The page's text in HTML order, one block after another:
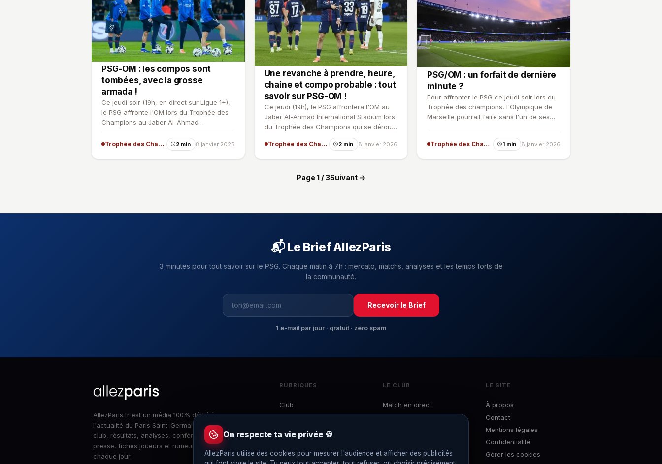
PSG-OM : les compos sont
tombées, avec la grosse
armada !
Ce jeudi soir (19h, en direct sur Ligue 1+),
le PSG affronte l'OM lors du Trophée des
Champions au Jaber Al-Ahmad
Trophée des Champions 2 min 8 janvier 2026
Une revanche à prendre, heure,
chaine et compo probable : tout
savoir sur PSG-OM !
Ce jeudi (19h), le PSG affrontera l'OM au
Jaber Al-Ahmad International Stadium lors
du Trophée des Champions qui se déroule
Trophée des Champions 2 min 8 janvier 2026
PSG/OM : un forfait de dernière
minute ?
Pour affronter le PSG ce jeudi soir lors du
Trophée des champions, l'Olympique de
Marseille pourrait faire sans l'un de ses
Trophée des Champions 1 min 8 janvier 2026
Page 1 / 3Suivant →
📬 Le Brief AllezParis
3 minutes pour tout savoir sur le PSG. Chaque matin à 7h : mercato, matchs, analyses et les temps forts de
la communauté.
Recevoir le Brief
1 e-mail par jour · gratuit · zéro spam
AllezParis.fr est un média 100% dédié à
l'actualité du Paris Saint-Germain : infos du
club, résultats, analyses, conférences de
presse, fiches joueurs et rumeurs mercato,
chaque jour.
RUBRIQUES
Club
Ligue 1
Coupes
LE CLUB
Match en direct
Interviews
LE SITE
À propos
Contact
Mentions légales
Confidentialité
Gérer les cookies
On respecte ta vie privée 🍪
AllezParis utilise des cookies pour mesurer l'audience et afficher des publicités